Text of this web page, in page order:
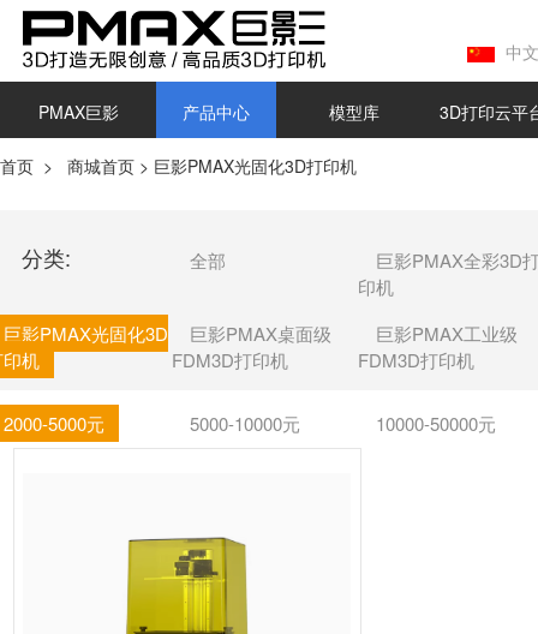
中文
PMAX巨影 产品中心 模型库 3D打印云平
首页 > 商城首页 > 巨影PMAX光固化3D打印机
分类: 全部
巨影PMAX全彩3D
印机
巨影PMAX光固化3D
机
巨影PMAX桌面级
FDM3D打印机
巨影PMAX工业级
FDM3D打印机
2000-5000元 5000-10000元 10000-50000元